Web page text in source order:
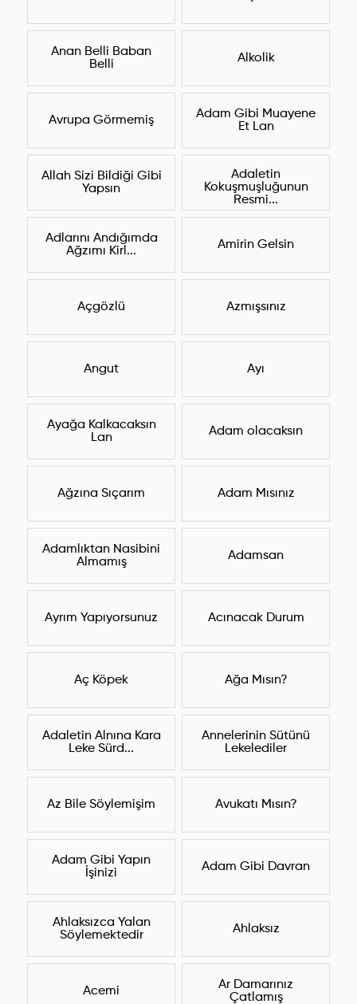
Anan Belli Baban
Belli
Alkolik
Avrupa Görmemiş
Adam Gibi Muayene
Et Lan
Allah Sizi Bildiği Gibi
Yapsın
Adaletin
Kokuşmuşluğunun
Resmi...
Adlarını Andığımda
Ağzımı Kirl...
Amirin Gelsin
Açgözlü Azmışsınız
Angut Ayı
Ayağa Kalkacaksın
Lan
Adam olacaksın
Ağzına Sıçarım Adam Mısınız
Adamlıktan Nasibini
Almamış
Adamsan
Ayrım Yapıyorsunuz Acınacak Durum
Aç Köpek Ağa Mısın?
Adaletin Alnına Kara
Leke Sürd...
Annelerinin Sütünü
Lekelediler
Az Bile Söylemişim Avukatı Mısın?
Adam Gibi Yapın
İşinizi
Adam Gibi Davran
Ahlaksızca Yalan
Söylemektedir
Ahlaksız
Acemi
Ar Damarınız
Çatlamış